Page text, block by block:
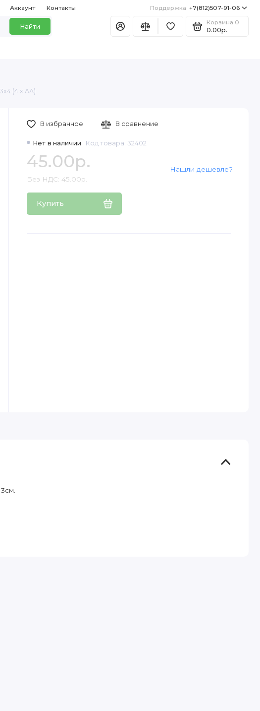
Аккаунт Контакты Поддержка +7(812)507-91-06
Найти
Корзина 0
0.00р.
(4 x АА)
Нет в наличии Код товара: 32402
45.00р.
Без НДС: 45.00р.
Купить
Нашли дешевле?
В избранное В сравнение